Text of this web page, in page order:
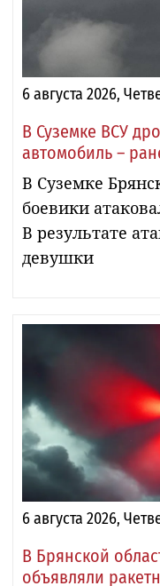
6 августа 2026,
В Суземке ВСУ
автомобиль –
В Суземке
боевики
В результате
девушки
6 августа 2026,
В Брянской
объявляли